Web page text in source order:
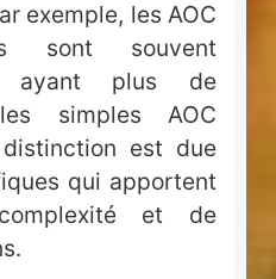
exemple, les AOC
sont souvent
ayant plus de
simples AOC
est due
qui apportent
et de